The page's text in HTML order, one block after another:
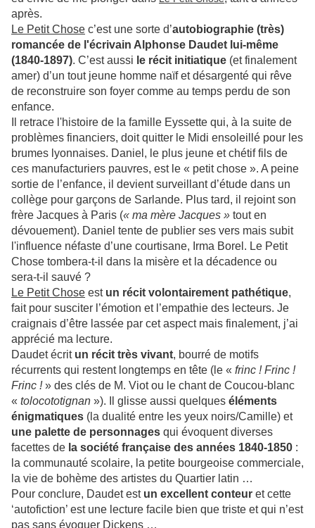
après.
Le Petit Chose c’est une sorte d’autobiographie (très)
romancée de l'écrivain Alphonse Daudet lui-même
(1840-1897). C’est aussi le récit initiatique (et finalement
amer) d’un tout jeune homme naïf et désargenté qui rêve
de reconstruire son foyer comme au temps perdu de son
enfance.
Il retrace l'histoire de la famille Eyssette qui, à la suite de
problèmes financiers, doit quitter le Midi ensoleillé pour les
brumes lyonnaises. Daniel, le plus jeune et chétif fils de
ces manufacturiers pauvres, est le « petit chose ». A peine
sortie de l’enfance, il devient surveillant d’étude dans un
collège pour garçons de Sarlande. Plus tard, il rejoint son
frère Jacques à Paris (« ma mère Jacques » tout en
dévouement). Daniel tente de publier ses vers mais subit
l'influence néfaste d’une courtisane, Irma Borel. Le Petit
Chose tombera-t-il dans la misère et la décadence ou
sera-t-il sauvé ?
Le Petit Chose est un récit volontairement pathétique,
fait pour susciter l’émotion et l’empathie des lecteurs. Je
craignais d’être lassée par cet aspect mais finalement, j’ai
apprécié ma lecture.
Daudet écrit un récit très vivant, bourré de motifs
récurrents qui restent longtemps en tête (le « frinc ! Frinc !
Frinc !» des clés de M. Viot ou le chant de Coucou-blanc
« tolocototignan »). Il glisse aussi quelques éléments
énigmatiques (la dualité entre les yeux noirs/Camille) et
une palette de personnages qui évoquent diverses
facettes de la société française des années 1840-1850 :
la communauté scolaire, la petite bourgeoise commerciale,
la vie de bohème des artistes du Quartier latin …
Pour conclure, Daudet est un excellent conteur et cette
‘autofiction’ est une lecture facile bien que triste et qui n’est
pas sans évoquer Dickens …